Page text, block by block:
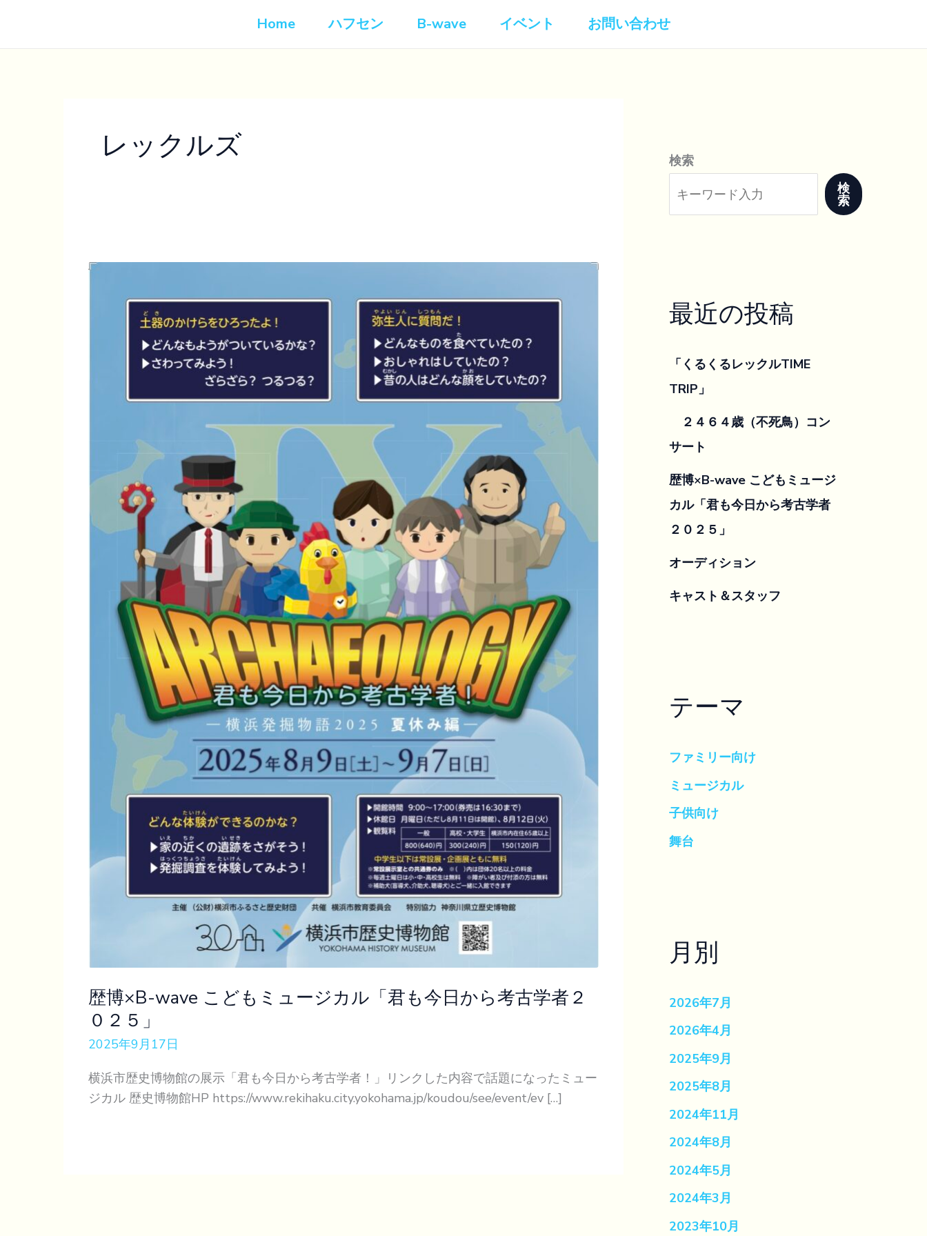
Home ハフセン B-wave イベント お問い合わせ
レックルズ
歴博×B-wave こどもミュージカル「君も今日から考古学者２
０２５」
2025年9月17日
横浜市歴史博物館の展示「君も今日から考古学者！」リンクした内容で話題になったミュー
ジカル 歴史博物館HP https://www.rekihaku.city.yokohama.jp/koudou/see/event/ev […]
検索
検
索
最近の投稿
「くるくるレックルTIME
TRIP」
２４６４歳（不死鳥）コン
サート
歴博×B-wave こどもミュージ
カル「君も今日から考古学者
２０２５」
オーディション
キャスト＆スタッフ
テーマ
ファミリー向け
ミュージカル
子供向け
舞台
月別
2026年7月
2026年4月
2025年9月
2025年8月
2024年11月
2024年8月
2024年5月
2024年3月
2023年10月